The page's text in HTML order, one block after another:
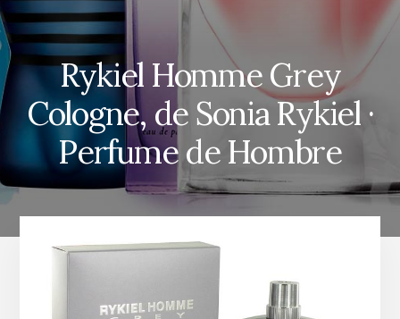
Rykiel Homme Grey
Cologne, de Sonia Rykiel ·
Perfume de Hombre